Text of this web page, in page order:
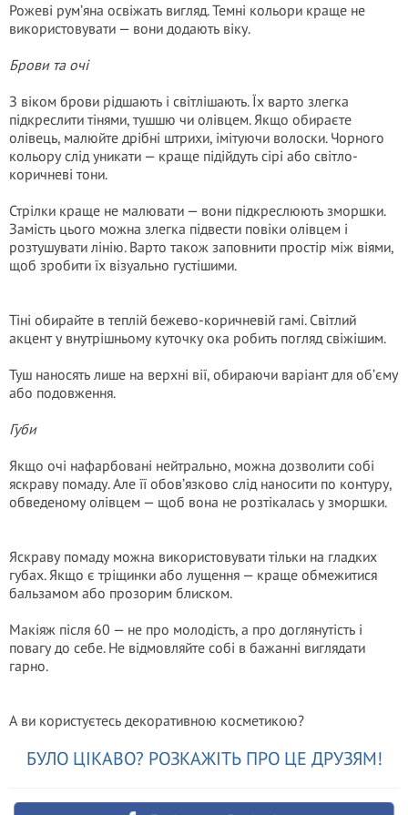
Рожеві рум’яна освіжать вигляд. Темні кольори краще не
використовувати — вони додають віку.
Брови та очі
З віком брови рідшають і світлішають. Їх варто злегка
підкреслити тінями, тушшю чи олівцем. Якщо обираєте
олівець, малюйте дрібні штрихи, імітуючи волоски. Чорного
кольору слід уникати — краще підійдуть сірі або світло-
коричневі тони.
Стрілки краще не малювати — вони підкреслюють зморшки.
Замість цього можна злегка підвести повіки олівцем і
розтушувати лінію. Варто також заповнити простір між віями,
щоб зробити їх візуально густішими.
Тіні обирайте в теплій бежево-коричневій гамі. Світлий
акцент у внутрішньому куточку ока робить погляд свіжішим.
Туш наносять лише на верхні вії, обираючи варіант для об’єму
або подовження.
Губи
Якщо очі нафарбовані нейтрально, можна дозволити собі
яскраву помаду. Але її обов’язково слід наносити по контуру,
обведеному олівцем — щоб вона не розтікалась у зморшки.
Яскраву помаду можна використовувати тільки на гладких
губах. Якщо є тріщинки або лущення — краще обмежитися
бальзамом або прозорим блиском.
Макіяж після 60 — не про молодість, а про доглянутість і
повагу до себе. Не відмовляйте собі в бажанні виглядати
гарно.
А ви користуєтесь декоративною косметикою?
БУЛО ЦІКАВО? РОЗКАЖІТЬ ПРО ЦЕ ДРУЗЯМ!